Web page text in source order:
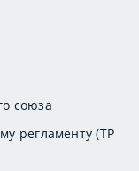
союза
регламенту (ТР